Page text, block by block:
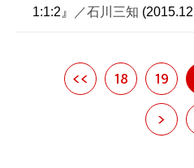
1:1:2』
／石川三知
<< 18 19
>